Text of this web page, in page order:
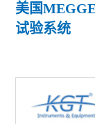
美国
试验系统